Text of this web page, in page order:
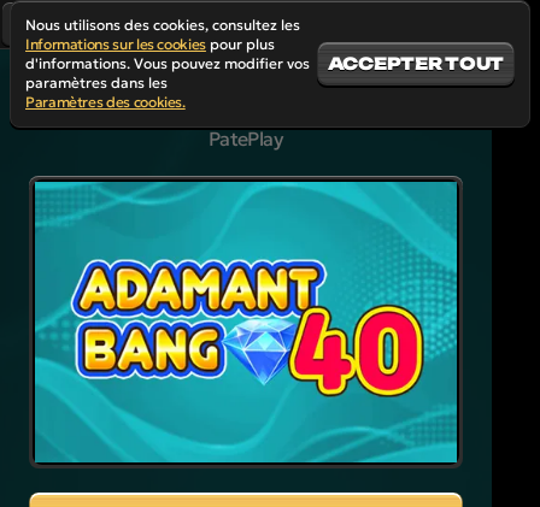
ADAMANT BANG 40
PatePlay
Nous utilisons des cookies, consultez les
Informations sur les cookiespour plus
d'informations. Vous pouvez modifier vos
paramètres dans les
Paramètres des cookies.
ACCEPTER TOUT